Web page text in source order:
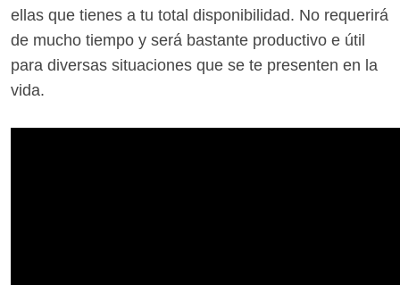
ellas que tienes a tu total disponibilidad. No requerirá
de mucho tiempo y será bastante productivo e útil
para diversas situaciones que se te presenten en la
vida.